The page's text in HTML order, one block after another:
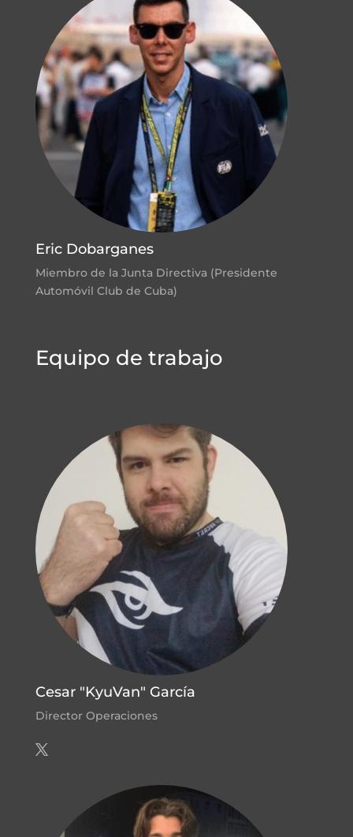
Eric Dobarganes
Miembro de la Junta Directiva (Presidente
Automóvil Club de Cuba)
Equipo de trabajo
Cesar "KyuVan" García
Director Operaciones